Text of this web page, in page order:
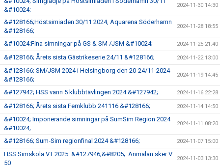
&#10024;
2024-11-30 14:30
&#128166;Höstsimiaden 30/11 2024, Aquarena Söderhamn
&#128166;
2024-11-28 18:55
&#10024;Fina simningar på GS & SM /JSM &#10024; 2024-11-25 21:40
&#128166; Årets sista Gästrikeserie 24/11 &#128166; 2024-11-22 13:00
&#128166; SM/JSM 2024 i Helsingborg den 20-24/11-2024
&#128166;
2024-11-19 14:45
&#127942; HSS vann 5 klubbtävlingen 2024 &#127942; 2024-11-16 22:28
&#128166; Årets sista Femklubb 241116 &#128166; 2024-11-14 14:50
&#10024; Imponerande simningar på SumSim Region 2024
&#10024;
2024-11-11 08:20
&#128166; Sum-Sim regionfinal 2024 &#128166; 2024-11-07 15:00
HSS Simskola VT 2025 &#127946;&#8205; Anmälan sker V
50
2024-11-03 13:30